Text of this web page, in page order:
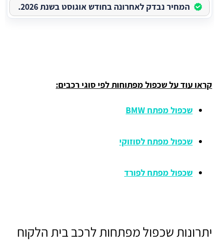
המחיר נבדק לאחרונה בחודש אוגוסט בשנת 2026.
קראו עוד על שכפול מפתוחות לפי סוגי רכבים:
שכפול מפתח BMW
שכפול מפתח לסוזוקי
שכפול מפתח לפורד
יתרונות שכפול מפתחות לרכב בית הלקוח